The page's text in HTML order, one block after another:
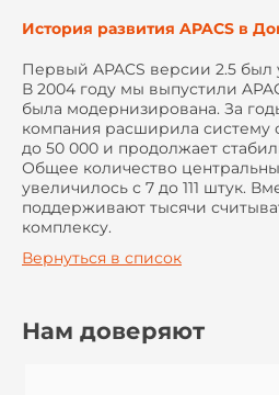
История развития APACS в
Первый APACS версии 2.5 был
В 2004 году мы выпустили
была модернизирована. За
компания расширила систему
до 50 000 и продолжает
Общее количество
увеличилось с 7 до 111 штук.
поддерживают тысячи
комплексу.
Вернуться в список
Нам доверяют